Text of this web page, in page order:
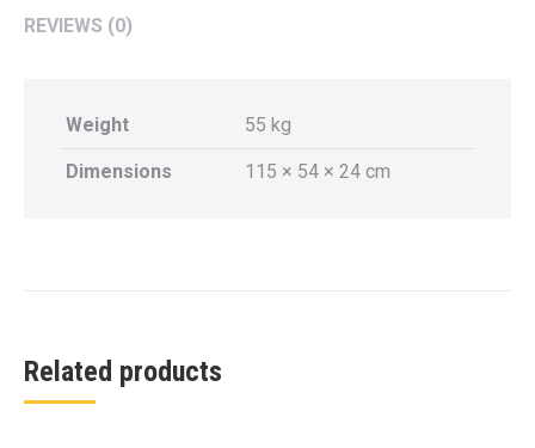
REVIEWS (0)
Weight 55 kg
Dimensions 115 × 54 × 24 cm
Related products